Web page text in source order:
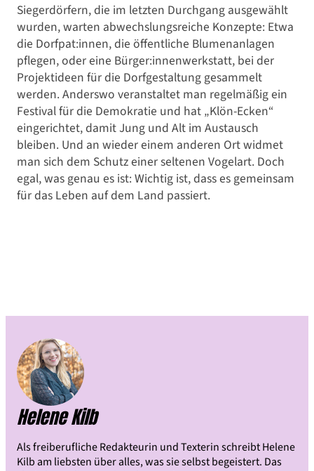
Siegerdörfern, die im letzten Durchgang ausgewählt
wurden, warten abwechslungsreiche Konzepte: Etwa
die Dorfpat:innen, die öffentliche Blumenanlagen
pflegen, oder eine Bürger:innenwerkstatt, bei der
Projektideen für die Dorfgestaltung gesammelt
werden. Anderswo veranstaltet man regelmäßig ein
Festival für die Demokratie und hat „Klön-Ecken“
eingerichtet, damit Jung und Alt im Austausch
bleiben. Und an wieder einem anderen Ort widmet
man sich dem Schutz einer seltenen Vogelart. Doch
egal, was genau es ist: Wichtig ist, dass es gemeinsam
für das Leben auf dem Land passiert.
Helene Kilb
Als freiberufliche Redakteurin und Texterin schreibt Helene
Kilb am liebsten über alles, was sie selbst begeistert. Das